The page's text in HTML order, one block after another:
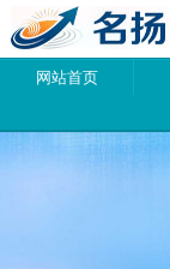
网站首页